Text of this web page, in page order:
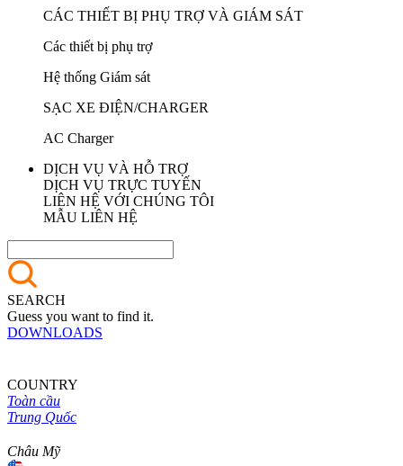
CÁC THIẾT BỊ PHỤ TRỢ VÀ GIÁM SÁT
Các thiết bị phụ trợ
Hệ thống Giám sát
SẠC XE ĐIỆN/CHARGER
AC Charger
DỊCH VỤ VÀ HỖ TRỢ
DỊCH VỤ TRỰC TUYẾN
LIÊN HỆ VỚI CHÚNG TÔI
MẪU LIÊN HỆ
SEARCH
Guess you want to find it.
DOWNLOADS
COUNTRY
Toàn cầu
Trung Quốc
Châu Mỹ